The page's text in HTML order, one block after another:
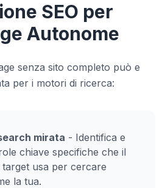
SEO per
Autonome
senza sito completo può e
per i motori di ricerca:
mirata - Identifica e
chiave specifiche che il
usa per cercare
la tua.